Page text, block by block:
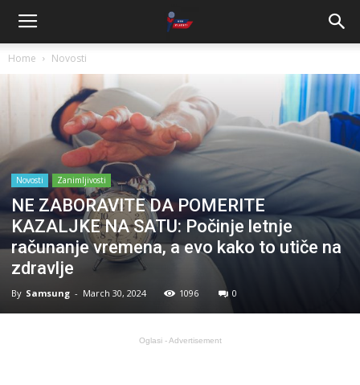
Home Novosti
Novosti Zanimljivosti
NE ZABORAVITE DA POMERITE
KAZALJKE NA SATU: Počinje letnje
računanje vremena, a evo kako to utiče na
zdravlje
By Samsung - March 30, 2024 1096 0
Oglasi - Advertisement